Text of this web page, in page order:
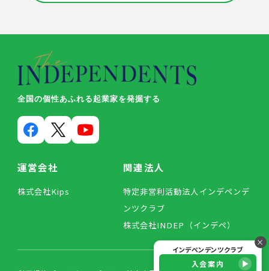
×
インデペンデンツクラブ
入会案内
全国の個性あふれる起業家を発掘する
運営会社
株式会社Kips
関連法人
特定非営利活動法人インデペンデ
ンツクラブ
株式会社INDEP（インデペ）